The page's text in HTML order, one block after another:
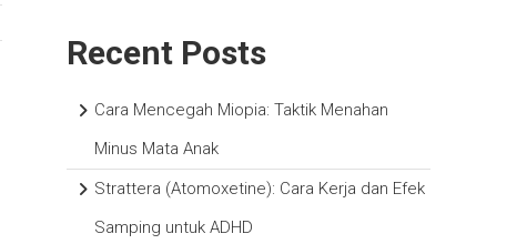
Recent Posts
Cara Mencegah Miopia: Taktik Menahan
Minus Mata Anak
Strattera (Atomoxetine): Cara Kerja dan Efek
Samping untuk ADHD